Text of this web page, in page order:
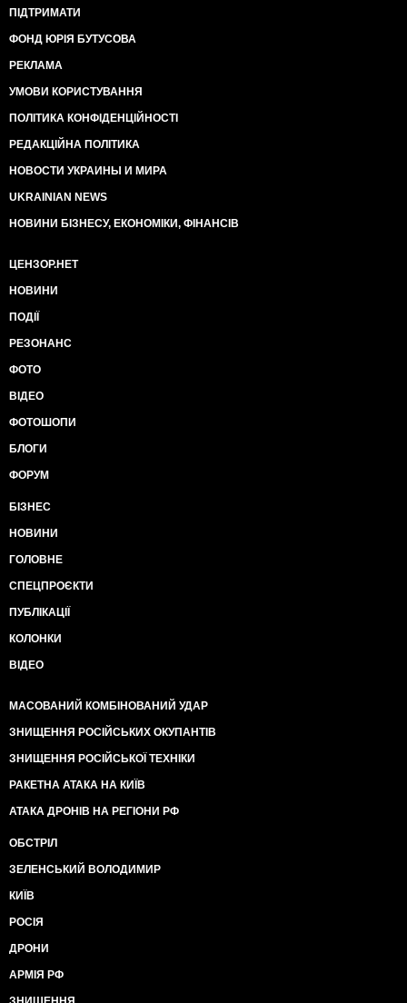
ПІДТРИМАТИ
ФОНД ЮРІЯ БУТУСОВА
РЕКЛАМА
УМОВИ КОРИСТУВАННЯ
ПОЛІТИКА КОНФІДЕНЦІЙНОСТІ
РЕДАКЦІЙНА ПОЛІТИКА
НОВОСТИ УКРАИНЫ И МИРА
UKRAINIAN NEWS
НОВИНИ БІЗНЕСУ, ЕКОНОМІКИ, ФІНАНСІВ
ЦЕНЗОР.НЕТ
НОВИНИ
ПОДІЇ
РЕЗОНАНС
ФОТО
ВІДЕО
ФОТОШОПИ
БЛОГИ
ФОРУМ
БІЗНЕС
НОВИНИ
ГОЛОВНЕ
СПЕЦПРОЄКТИ
ПУБЛІКАЦІЇ
КОЛОНКИ
ВІДЕО
МАСОВАНИЙ КОМБІНОВАНИЙ УДАР
ЗНИЩЕННЯ РОСІЙСЬКИХ ОКУПАНТІВ
ЗНИЩЕННЯ РОСІЙСЬКОЇ ТЕХНІКИ
РАКЕТНА АТАКА НА КИЇВ
АТАКА ДРОНІВ НА РЕГІОНИ РФ
ОБСТРІЛ
ЗЕЛЕНСЬКИЙ ВОЛОДИМИР
КИЇВ
РОСІЯ
ДРОНИ
АРМІЯ РФ